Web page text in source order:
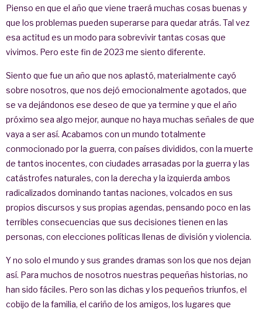
Pienso en que el año que viene traerá muchas cosas buenas y
que los problemas pueden superarse para quedar atrás. Tal vez
esa actitud es un modo para sobrevivir tantas cosas que
vivimos. Pero este fin de 2023 me siento diferente.
Siento que fue un año que nos aplastó, materialmente cayó
sobre nosotros, que nos dejó emocionalmente agotados, que
se va dejándonos ese deseo de que ya termine y que el año
próximo sea algo mejor, aunque no haya muchas señales de que
vaya a ser así. Acabamos con un mundo totalmente
conmocionado por la guerra, con países divididos, con la muerte
de tantos inocentes, con ciudades arrasadas por la guerra y las
catástrofes naturales, con la derecha y la izquierda ambos
radicalizados dominando tantas naciones, volcados en sus
propios discursos y sus propias agendas, pensando poco en las
terribles consecuencias que sus decisiones tienen en las
personas, con elecciones políticas llenas de división y violencia.
Y no solo el mundo y sus grandes dramas son los que nos dejan
así. Para muchos de nosotros nuestras pequeñas historias, no
han sido fáciles. Pero son las dichas y los pequeños triunfos, el
cobijo de la familia, el cariño de los amigos, los lugares que